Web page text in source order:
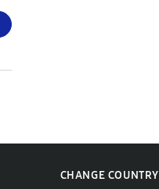
CHANGE COUNTRY